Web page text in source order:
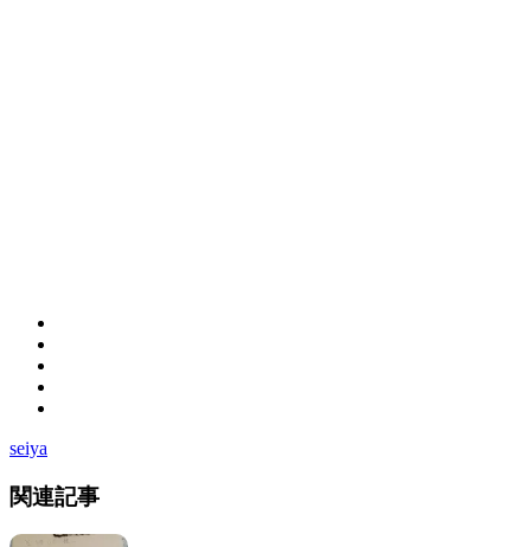
seiya
関連記事